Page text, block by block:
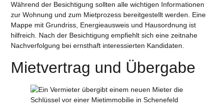
Während der Besichtigung sollten alle wichtigen Informationen
zur Wohnung und zum Mietprozess bereitgestellt werden. Eine
Mappe mit Grundriss, Energieausweis und Hausordnung ist
hilfreich. Nach der Besichtigung empfiehlt sich eine zeitnahe
Nachverfolgung bei ernsthaft interessierten Kandidaten.
Mietvertrag und Übergabe